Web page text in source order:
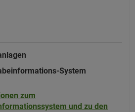
System
zum
und zu den